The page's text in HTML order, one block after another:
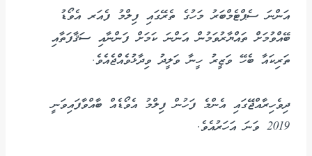
އަންނަ ސެޕްޓެމްބަރު މަހުގެ ތެރޭގައި ފިލްމު ފެއަރ އެވޯޑު
ބޭއްވުމަށް ތައްޔާރުވަމުން އަންނަ ކަމަށް ފަންނާއި ސަޤާފަތާއި
ތަރިކައާ ބެހޭ ވަޒީރު ހީނާ ވަލީދު ވިދާޅުވެއްޖެއެވެ.
ދިވެހިރާއްޖޭގައި އެންމެ ފަހުން ފިލްމު އެވޯޑެއް ބާއްވާފައިވަނީ
2019 ވަނަ އަހަރުއެވެ.